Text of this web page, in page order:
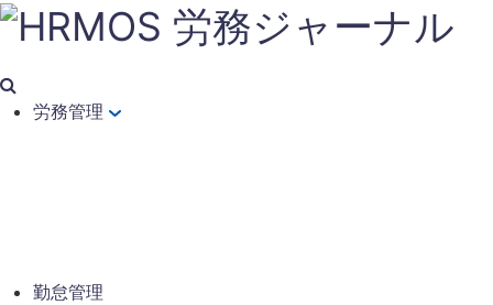
労務管理
勤怠管理